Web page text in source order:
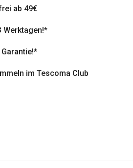
ab 49€
Werktagen!*
im Tescoma Club